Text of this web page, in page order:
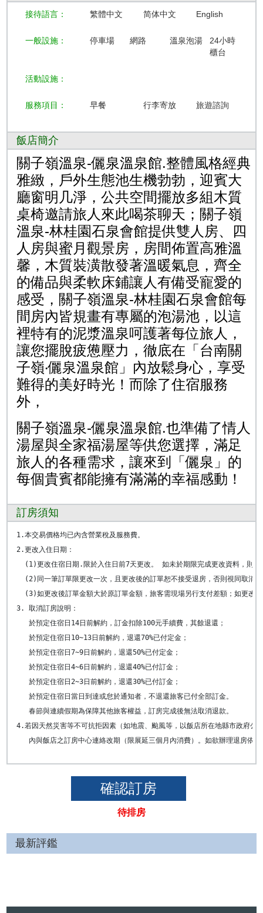
接待語言： 繁體中文 简体中文 English
一般設施： 停車場 網路 溫泉泡湯
24小時
櫃台
活動設施：
服務項目： 早餐 行李寄放 旅遊諮詢
飯店簡介
關子嶺溫泉-儷泉溫泉館.整體風格經典
雅緻，戶外生態池生機勃勃，迎賓大
廳窗明几淨，公共空間擺放多組木質
桌椅邀請旅人來此喝茶聊天； 關子嶺
溫泉-林桂園石泉會館提供雙人房、四
人房與蜜月觀景房，房間佈置高雅溫
馨，木質裝潢散發著溫暖氣息，齊全
的備品與柔軟床鋪讓人有備受寵愛的
感受， 關子嶺溫泉-林桂園石泉會館每
間房內皆規畫有專屬的泡湯池，以這
裡特有的泥漿溫泉呵護著每位旅人，
讓您擺脫疲憊壓力，徹底在「台南關
子嶺‧儷泉溫泉館」內放鬆身心，享受
難得的美好時光！而除了住宿服務
外，
關子嶺溫泉-儷泉溫泉館.也準備了情人
湯屋與全家福湯屋等供您選擇，滿足
旅人的各種需求，讓來到「儷泉」的
每個貴賓都能擁有滿滿的幸福感動！
訂房須知
1.本交易價格均已內含營業稅及服務費。
2.更改入住日期：
(1)更改住宿日期.限於入住日前7天更改。 如未於期限完成更改資料，則
(2)同一筆訂單限更改一次，且更改後的訂單恕不接受退房，否則視同取消
(3)如更改後訂單金額大於原訂單金額，旅客需現場另行支付差額；如更改
3. 取消訂房說明：
   於預定住宿日14日前解約，訂金扣除100元手續費，其餘退還；
   於預定住宿日10~13日前解約，退還70%已付定金；
   於預定住宿日7~9日前解約，退還50%已付定金；
   於預定住宿日4~6日前解約，退還40%已付訂金；
   於預定住宿日2~3日前解約，退還30%已付訂金；
   於預定住宿日當日到達或怠於通知者，不退還旅客已付全部訂金。
   春節與連續假期為保障其他旅客權益，訂房完成後無法取消退款。
4.若因天然災害等不可抗拒因素（如地震、颱風等，以飯店所在地縣市政府
內與飯店之訂房中心連絡改期（限展延三個月內消費）。如欲辦理退房依
待排房
最新評鑑